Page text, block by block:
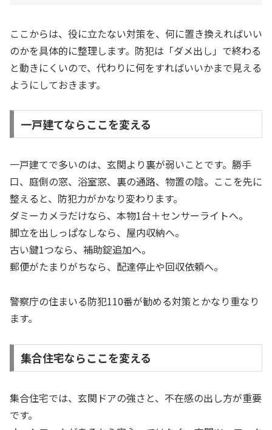
ここからは、役に立たない対策を、何に置き換えればいい
のかを具体的に整理します。防犯は「ダメ出し」で終わる
と動きにくいので、代わりに何をすればいいかまで見える
ようにしておきます。
一戸建てならここを変える
一戸建てで多いのは、玄関より裏が弱いことです。勝手
口、庭側の窓、浴室窓、裏の通路、物置の陰。ここを先に
整えると、防犯力がかなり変わります。
ダミーカメラだけなら、本物1台＋センサーライトへ。
脚立を出しっぱなしなら、屋内収納へ。
古い鍵1つなら、補助錠追加へ。
郵便がたまりがちなら、配達停止や回収依頼へ。
警察庁の住まいる防犯110番が勧める対策とかなり重なり
ます。
集合住宅ならここを変える
集合住宅では、玄関ドアの強さと、不在感の出し方が重要
です。